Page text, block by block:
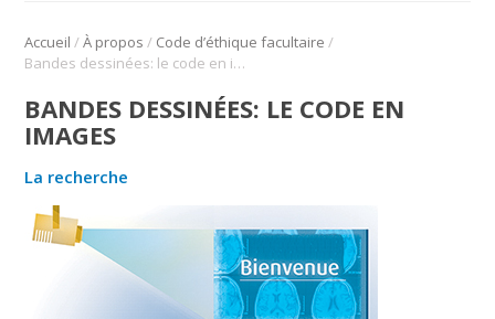
Accueil /À propos / Code d’éthique facultaire /
Bandes dessinées: le code en images
BANDES DESSINÉES: LE CODE EN
IMAGES
La recherche